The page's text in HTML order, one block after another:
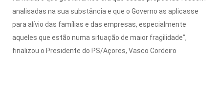
analisadas na sua substância e que o Governo as aplicasse
para alívio das famílias e das empresas, especialmente
aqueles que estão numa situação de maior fragilidade”,
finalizou o Presidente do PS/Açores, Vasco Cordeiro